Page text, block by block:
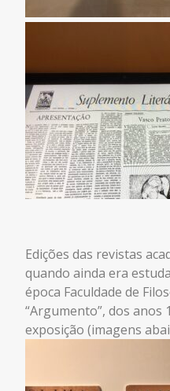
Edições das revistas
quando ainda era
época Faculdade de
“Argumento”, dos anos
exposição (imagens